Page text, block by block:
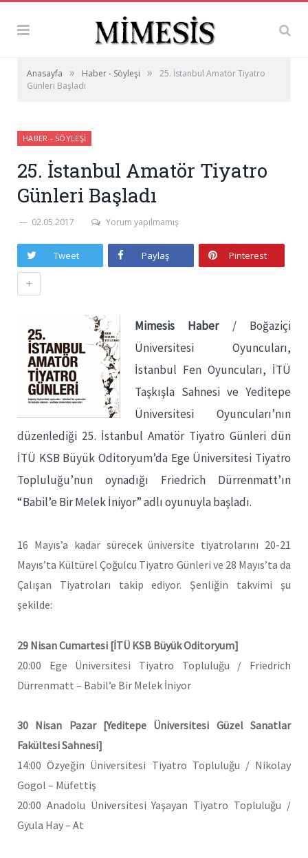
Anasayfa » Haber - Söyleşi »
25. İstanbul Amatör Tiyatro
Günleri Başladı
HABER - SÖYLEŞI
25. İstanbul Amatör Tiyatro
Günleri Başladı
02.05.2017 Yorum yapılmamış
Tweet Paylaş Pinterest
+
Mimesis Haber/ Boğaziçi
Üniversitesi Oyuncuları,
İstanbul Fen Oyuncuları, İTÜ
Taşkışla Sahnesi ve Yeditepe
Üniversitesi Oyuncuları’nın
düzenlediği 25. İstanbul Amatör Tiyatro Günleri dün
İTÜ KSB Büyük Oditoryum’da Ege Üniversitesi Tiyatro
Topluluğu’nun oynadığı Friedrich Dürrenmatt’ın
“Babil’e Bir Melek İniyor” adlı oyunuyla başladı.
16 Mayıs’a kadar sürecek üniversite tiyatrolarını 20-21
Mayıs’ta Kültürel Çoğulcu Tiyatro Günleri ve 28 Mayıs’ta da
Çalışan Tiyatroları takip ediyor. Şenliğin takvimi şu
şekilde:
29 Nisan Cumartesi [İTÜ KSB Büyük Oditoryum]
20:00 Ege Üniversitesi Tiyatro Topluluğu / Friedrich
Dürrenmatt – Babil’e Bir Melek İniyor
30 Nisan Pazar [Yeditepe Üniversitesi Güzel Sanatlar
Fakültesi Sahnesi]
14:00 Özyeğin Üniversitesi Tiyatro Topluluğu / Nikolay
Gogol – Müfettiş
20:00 Anadolu Üniversitesi Yaşayan Tiyatro Topluluğu /
Gyula Hay – At